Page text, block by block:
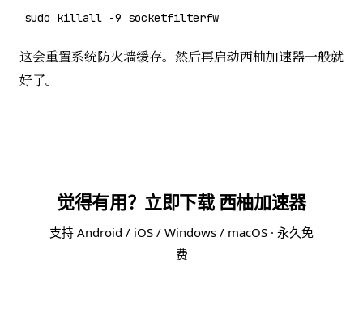
sudo killall -9 socketfilterfw
这会重置系统防火墙缓存。然后再启动西柚加速器一般就
好了。
觉得有用？立即下载 西柚加速器
支持 Android / iOS / Windows / macOS · 永久免
费